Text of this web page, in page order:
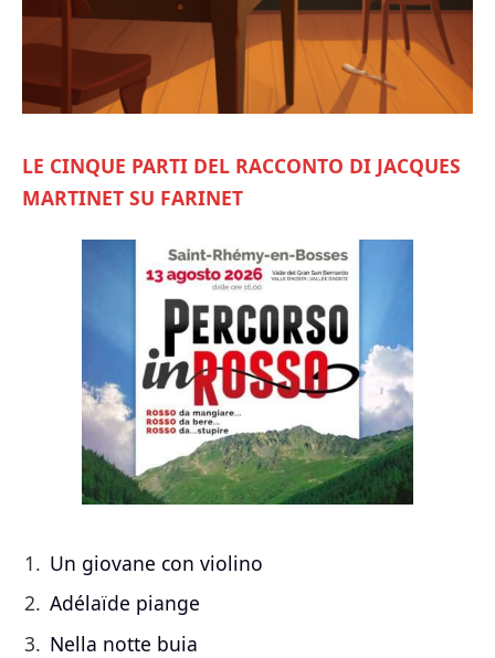
LE CINQUE PARTI DEL RACCONTO DI JACQUES
MARTINET SU FARINET
Un giovane con violino
Adélaïde piange
Nella notte buia